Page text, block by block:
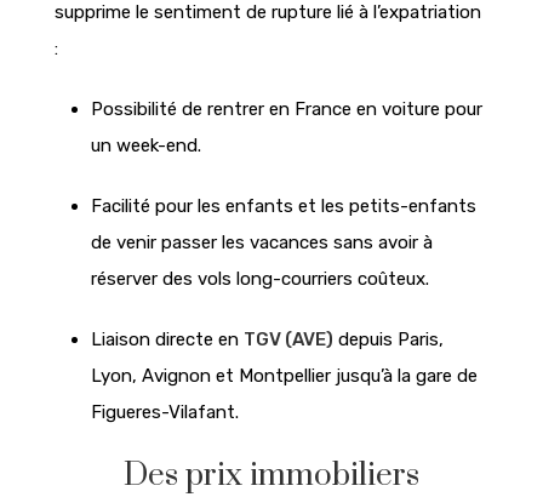
supprime le sentiment de rupture lié à l’expatriation
:
Possibilité de rentrer en France en voiture pour
un week-end.
Facilité pour les enfants et les petits-enfants
de venir passer les vacances sans avoir à
réserver des vols long-courriers coûteux.
Liaison directe en TGV (AVE) depuis Paris,
Lyon, Avignon et Montpellier jusqu’à la gare de
Figueres-Vilafant.
Des prix immobiliers